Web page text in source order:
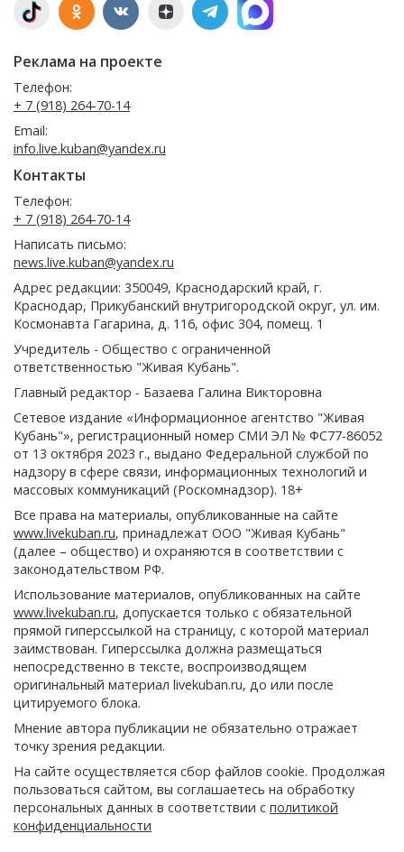
Реклама на проекте
Телефон:
+ 7 (918) 264-70-14
Email:
info.live.kuban@yandex.ru
Контакты
Телефон:
+ 7 (918) 264-70-14
Написать письмо:
news.live.kuban@yandex.ru
Адрес редакции: 350049, Краснодарский край, г.
Краснодар, Прикубанский внутригородской округ, ул. им.
Космонавта Гагарина, д. 116, офис 304, помещ. 1
Учредитель - Общество с ограниченной
ответственностью "Живая Кубань".
Главный редактор - Базаева Галина Викторовна
Сетевое издание «Информационное агентство "Живая
Кубань"», регистрационный номер СМИ ЭЛ № ФС77-86052
от 13 октября 2023 г., выдано Федеральной службой по
надзору в сфере связи, информационных технологий и
массовых коммуникаций (Роскомнадзор). 18+
Все права на материалы, опубликованные на сайте
www.livekuban.ru, принадлежат ООО "Живая Кубань"
(далее – общество) и охраняются в соответствии с
законодательством РФ.
Использование материалов, опубликованных на сайте
www.livekuban.ru, допускается только с обязательной
прямой гиперссылкой на страницу, с которой материал
заимствован. Гиперссылка должна размещаться
непосредственно в тексте, воспроизводящем
оригинальный материал livekuban.ru, до или после
цитируемого блока.
Мнение автора публикации не обязательно отражает
точку зрения редакции.
На сайте осуществляется сбор файлов cookie. Продолжая
пользоваться сайтом, вы соглашаетесь на обработку
персональных данных в соответствии с политикой
конфиденциальности